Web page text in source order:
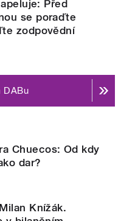
Před
se poraďte
zodpovědní
DABu
Chuecos: Od kdy
dar?
Knížák.